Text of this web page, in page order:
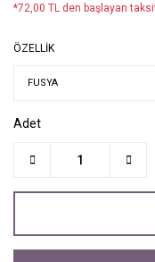
*72,00 TL den başlayan
ÖZELLİK
Adet